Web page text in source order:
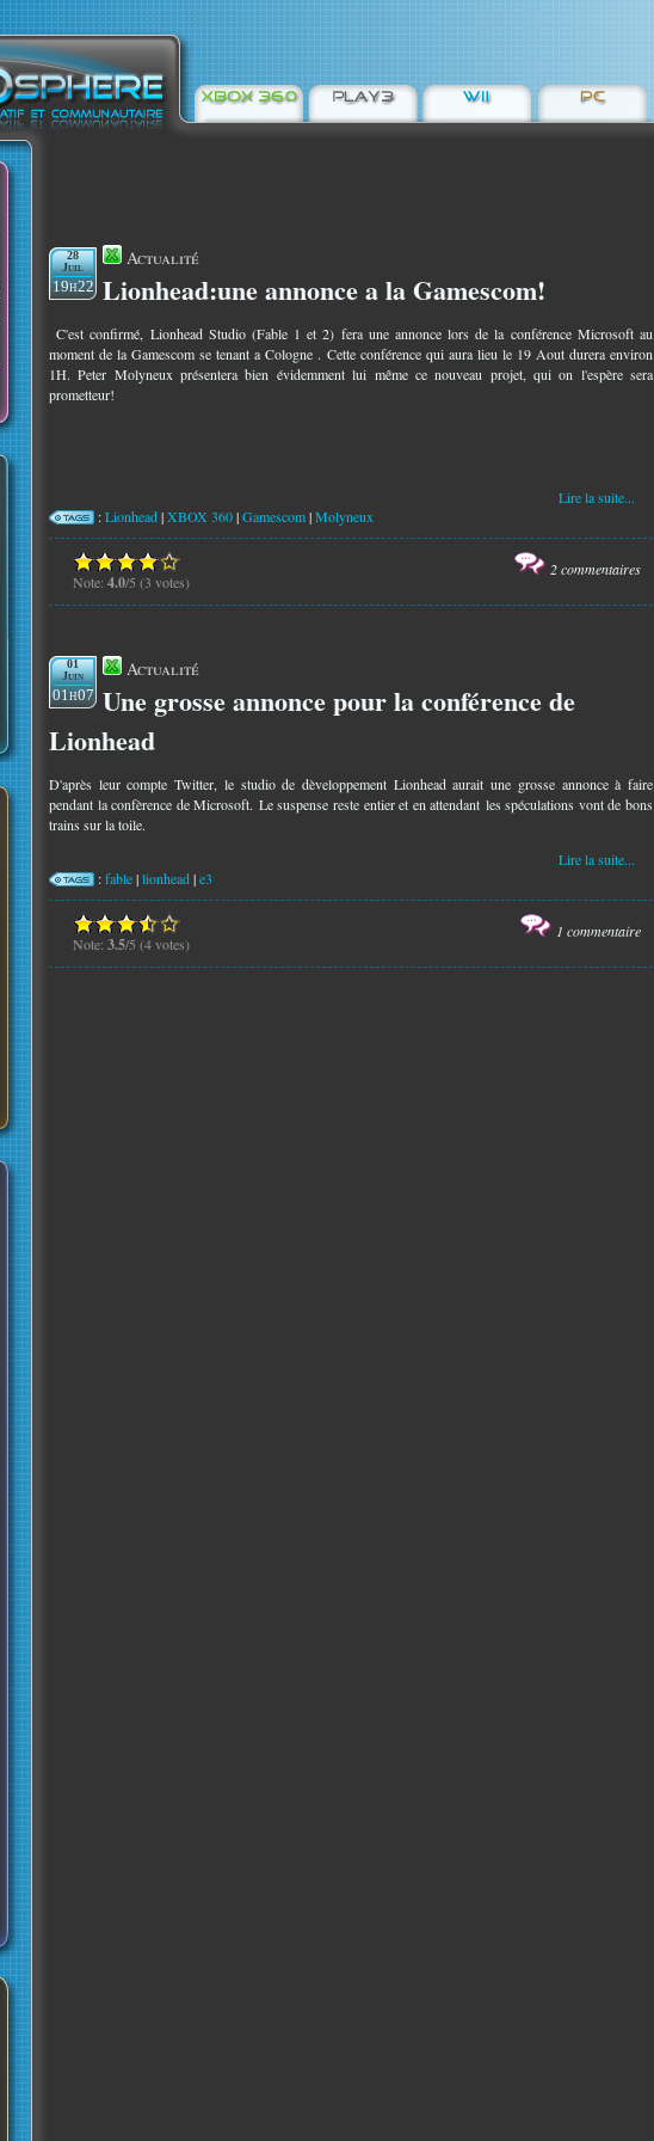
28
Juil
19h22
Actualité
Lionhead:une annonce a la Gamescom!
C'est confirmé, Lionhead Studio (Fable 1 et 2) fera une annonce lors de la conférence Microsoft au
moment de la Gamescom se tenant a Cologne . Cette conférence qui aura lieu le 19 Aout durera environ
1H. Peter Molyneux présentera bien évidemment lui même ce nouveau projet, qui on l'espère sera
prometteur!
Lire la suite...
:Lionhead|XBOX 360|Gamescom|Molyneux
2 commentaires
Note: 4.0/5 (3 votes)
01
Juin
01h07
Actualité
Une grosse annonce pour la conférence de
Lionhead
D'après leur compte Twitter, le studio de dèveloppement Lionhead aurait une grosse annonce à faire
pendant la confèrence de Microsoft. Le suspense reste entier et en attendant les spéculations vont de bons
trains sur la toile.
Lire la suite...
:fable|lionhead|e3
1 commentaire
Note: 3.5/5 (4 votes)